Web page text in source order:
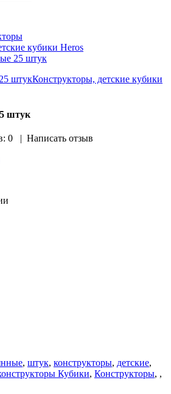
кубики Heros
25 штук
штук
0 | Написать отзыв
, штук, конструкторы, детские,
Кубики, Конструкторы, ,